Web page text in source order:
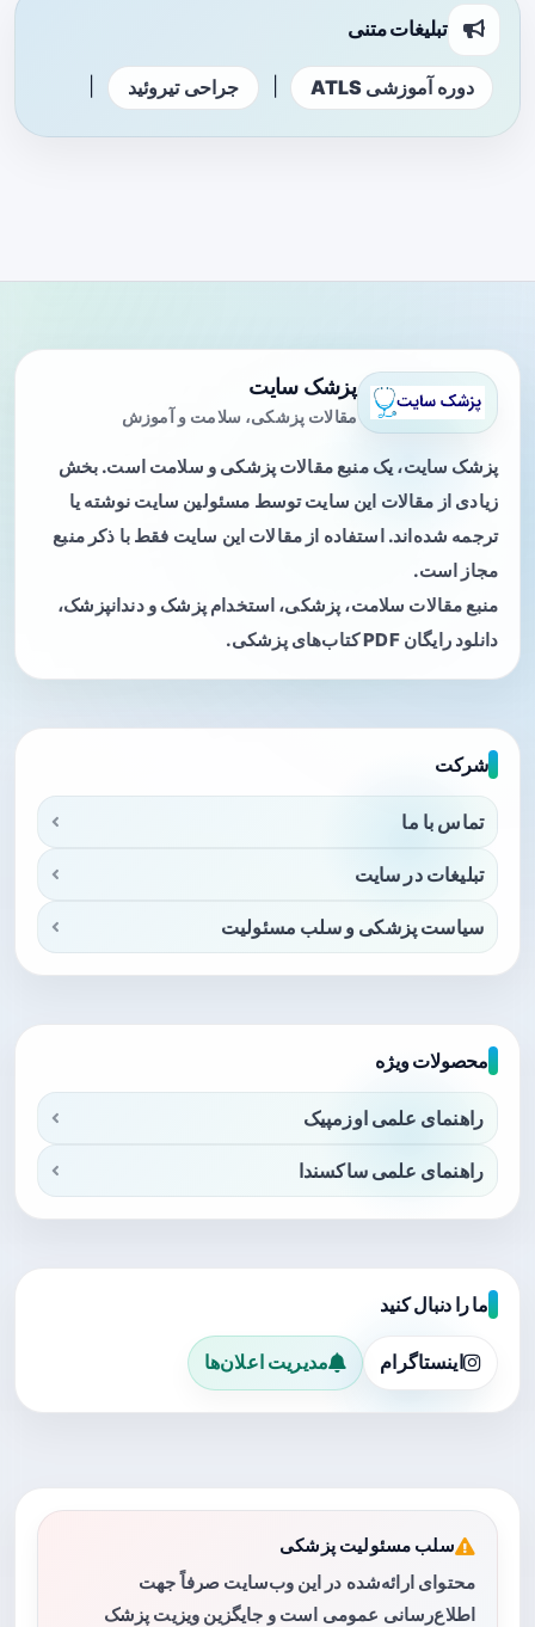
تبلیغات متنی
دوره آموزشی ATLS جراحی تیروئید
پزشک سایت
مقالات پزشکی، سلامت و آموزش
پزشک سایت، یک منبع مقالات پزشکی و سلامت است. بخش
زیادی از مقالات این سایت توسط مسئولین سایت نوشته یا
ترجمه شده‌اند. استفاده از مقالات این سایت فقط با ذکر منبع
مجاز است.
منبع مقالات سلامت، پزشکی، استخدام پزشک و دندانپزشک،
دانلود رایگان PDF کتاب‌های پزشکی.
شرکت
تماس با ما
تبلیغات در سایت
سیاست پزشکی و سلب مسئولیت
محصولات ویژه
راهنمای علمی اوزمپیک
راهنمای علمی ساکسندا
ما را دنبال کنید
اینستاگرام مدیریت اعلان‌ها
سلب مسئولیت پزشکی
محتوای ارائه‌شده در این وب‌سایت صرفاً جهت
اطلاع‌رسانی عمومی است و جایگزین ویزیت پزشک